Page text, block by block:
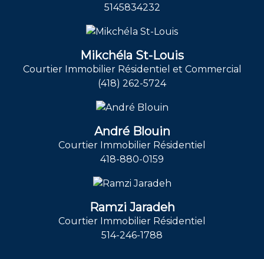
5145834232
Mikchéla St-Louis
Courtier Immobilier Résidentiel et Commercial
(418) 262-5724
André Blouin
Courtier Immobilier Résidentiel
418-880-0159
Ramzi Jaradeh
Courtier Immobilier Résidentiel
514-246-1788